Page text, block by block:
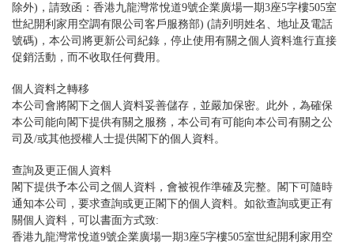
除外)，請致函：香港九龍灣常悅道9號企業廣場一期3座5字樓505室
世紀開利家用空調有限公司客戶服務部) (請列明姓名、地址及電話
號碼)，本公司將更新公司紀錄，停止使用有關之個人資料進行直接
促銷活動，而不收取任何費用。
個人資料之轉移
本公司會將閣下之個人資料妥善儲存，並嚴加保密。此外，為確保
本公司能向閣下提供有關之服務，本公司有可能向本公司有關之公
司及/或其他授權人士提供閣下的個人資料。
查詢及更正個人資料
閣下提供予本公司之個人資料，會被視作準確及完整。閣下可隨時
通知本公司，要求查詢或更正閣下的個人資料。如欲查詢或更正有
關個人資料，可以書面方式致:
香港九龍灣常悅道9號企業廣場一期3座5字樓505室世紀開利家用空